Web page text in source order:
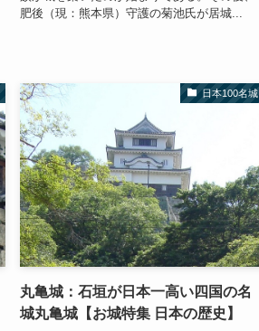
肥後（現：熊本県）守護の菊池氏が居城...
日本100名城
丸亀城：石垣が日本一高い四国の名
城丸亀城【お城特集 日本の歴史】